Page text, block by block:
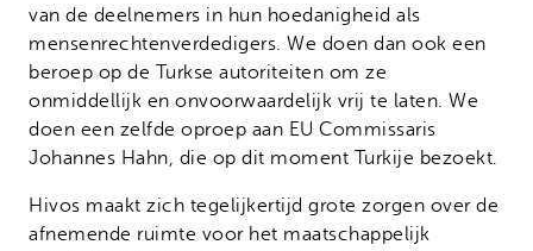
van de deelnemers in hun hoedanigheid als
mensenrechtenverdedigers. We doen dan ook een
beroep op de Turkse autoriteiten om ze
onmiddellijk en onvoorwaardelijk vrij te laten. We
doen een zelfde oproep aan EU Commissaris
Johannes Hahn, die op dit moment Turkije bezoekt.
Hivos maakt zich tegelijkertijd grote zorgen over de
afnemende ruimte voor het maatschappelijk